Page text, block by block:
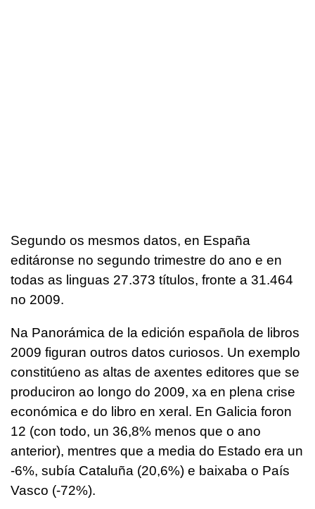
Segundo os mesmos datos, en España
editáronse no segundo trimestre do ano e en
todas as linguas 27.373 títulos, fronte a 31.464
no 2009.
Na Panorámica de la edición española de libros
2009 figuran outros datos curiosos. Un exemplo
constitúeno as altas de axentes editores que se
produciron ao longo do 2009, xa en plena crise
económica e do libro en xeral. En Galicia foron
12 (con todo, un 36,8% menos que o ano
anterior), mentres que a media do Estado era un
-6%, subía Cataluña (20,6%) e baixaba o País
Vasco (-72%).